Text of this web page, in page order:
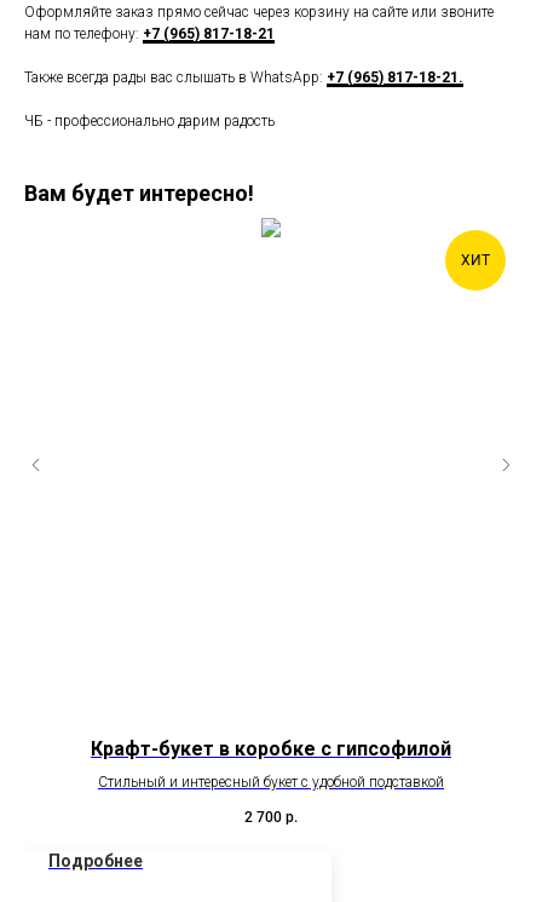
Оформляйте заказ прямо сейчас через корзину на сайте или звоните
нам по телефону: +7 (965) 817-18-21
Также всегда рады вас слышать в WhatsApp: +7 (965) 817-18-21.
ЧБ - профессионально дарим радость
Вам будет интересно!
ХИТ
Крафт-букет в коробке с гипсофилой
Стильный и интересный букет с удобной подставкой
2 700 р.
Подробнее